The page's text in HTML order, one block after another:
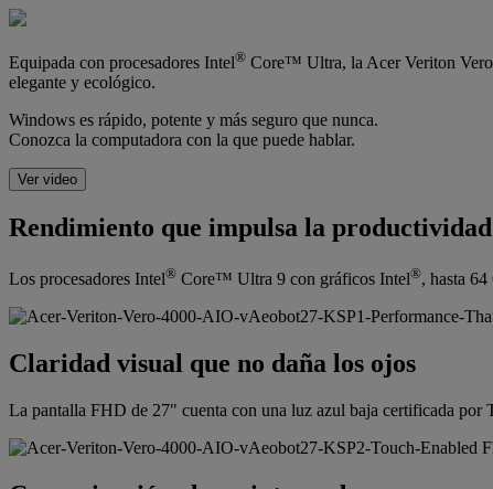
Equipada con procesadores Intel® Core™ Ultra, la Acer Veriton Vero
elegante y ecológico.
Windows es rápido, potente y más seguro que nunca.
Conozca la computadora con la que puede hablar.
Ver video
Rendimiento que impulsa la productividad
Los procesadores Intel® Core™ Ultra 9 con gráficos Intel®, hasta
Claridad visual que no daña los ojos
La pantalla FHD de 27" cuenta con una luz azul baja certificada